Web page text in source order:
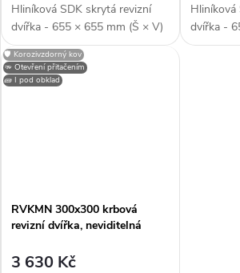
Hliníková SDK skrytá revizní
dvířka - 655 × 655 mm (Š × V)
(včetně rámu), pro skrytou /
neviditelnou instalaci, montáž
pod sádrokarton, odolné proti
Hliníková
dvířka -
(včetně
🫳 Otevření přitačením
🧱 I pod obklad
🛡️ Korozivzdorný kov
RVKMN 300x300 krbová
revizní dvířka, neviditelná
3 630 Kč